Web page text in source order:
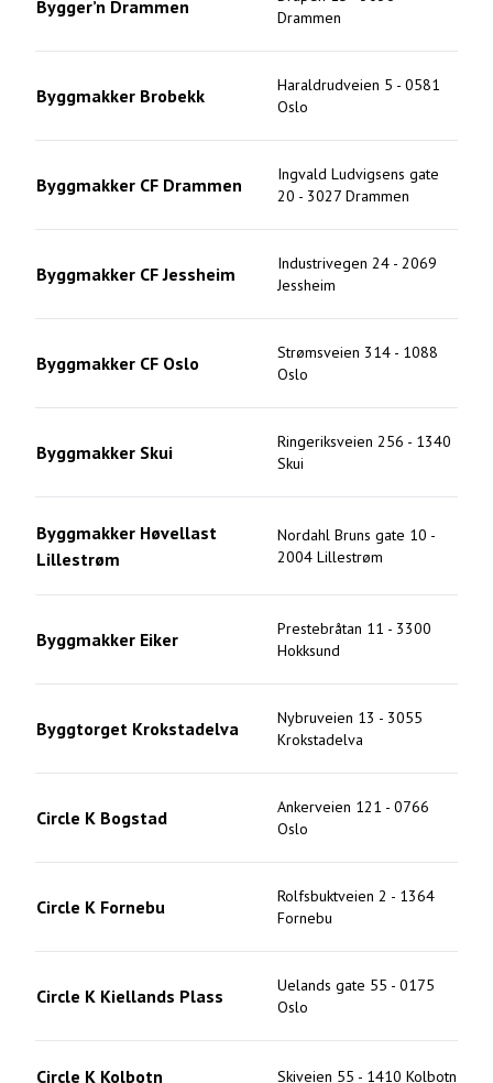
Bygger’n Drammen
Drammen
Byggmakker Brobekk Haraldrudveien 5 - 0581
Oslo
Byggmakker CF Drammen
Ingvald Ludvigsens gate
20 - 3027 Drammen
Byggmakker CF Jessheim Industrivegen 24 - 2069
Jessheim
Byggmakker CF Oslo Strømsveien 314 - 1088
Oslo
Byggmakker Skui Ringeriksveien 256 - 1340
Skui
Byggmakker Høvellast
Lillestrøm
Nordahl Bruns gate 10 -
2004 Lillestrøm
Byggmakker Eiker Prestebråtan 11 - 3300
Hokksund
Byggtorget Krokstadelva Nybruveien 13 - 3055
Krokstadelva
Circle K Bogstad Ankerveien 121 - 0766
Oslo
Circle K Fornebu Rolfsbuktveien 2 - 1364
Fornebu
Circle K Kiellands Plass Uelands gate 55 - 0175
Oslo
Circle K Kolbotn Skiveien 55 - 1410 Kolbotn